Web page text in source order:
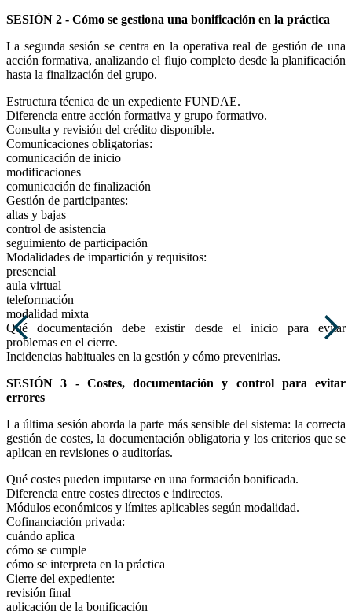
SESIÓN 2 - Cómo se gestiona una bonificación en la práctica
La segunda sesión se centra en la operativa real de gestión de una
acción formativa, analizando el flujo completo desde la planificación
hasta la finalización del grupo.
Estructura técnica de un expediente FUNDAE.
Diferencia entre acción formativa y grupo formativo.
Consulta y revisión del crédito disponible.
Comunicaciones obligatorias:
comunicación de inicio
modificaciones
comunicación de finalización
Gestión de participantes:
altas y bajas
control de asistencia
seguimiento de participación
Modalidades de impartición y requisitos:
presencial
aula virtual
teleformación
modalidad mixta
Qué documentación debe existir desde el inicio para evitar
problemas en el cierre.
Incidencias habituales en la gestión y cómo prevenirlas.
SESIÓN 3 - Costes, documentación y control para evitar
errores
La última sesión aborda la parte más sensible del sistema: la correcta
gestión de costes, la documentación obligatoria y los criterios que se
aplican en revisiones o auditorías.
Qué costes pueden imputarse en una formación bonificada.
Diferencia entre costes directos e indirectos.
Módulos económicos y límites aplicables según modalidad.
Cofinanciación privada:
cuándo aplica
cómo se cumple
cómo se interpreta en la práctica
Cierre del expediente:
revisión final
aplicación de la bonificación